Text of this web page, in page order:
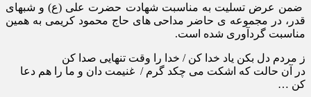
ضمن عرض تسلیت به مناسبت شهادت حضرت علی (ع) و شبهای
قدر، در مجموعه ی حاضر مداحی های حاج محمود کریمی به همین
مناسبت گردآوری شده است.
ز مردم دل بکن یاد خدا کن / خدا را وقت تنهایی صدا کن
در آن حالت که اشکت می چکد گرم / غنیمت دان و ما را هم دعا
کن …